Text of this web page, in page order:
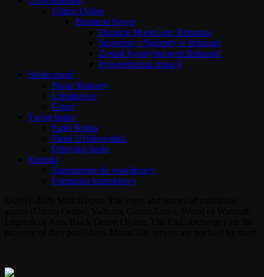
Ultima Online
Britannia Server
Donacje MoonGate: Britannia
Suwereny i Nagrody w Britannii
Zostań Kontrybutorem Britannii!
Potwierdzenia donacji
Społeczność
Nasze Bannery
Członkowie
Grupy
Twoje konto
Panel Konta
Panel Użytkownika
Odzyskaj hasło
Kontakt
Zaproszenie do współpracy
Formularz kontaktowy